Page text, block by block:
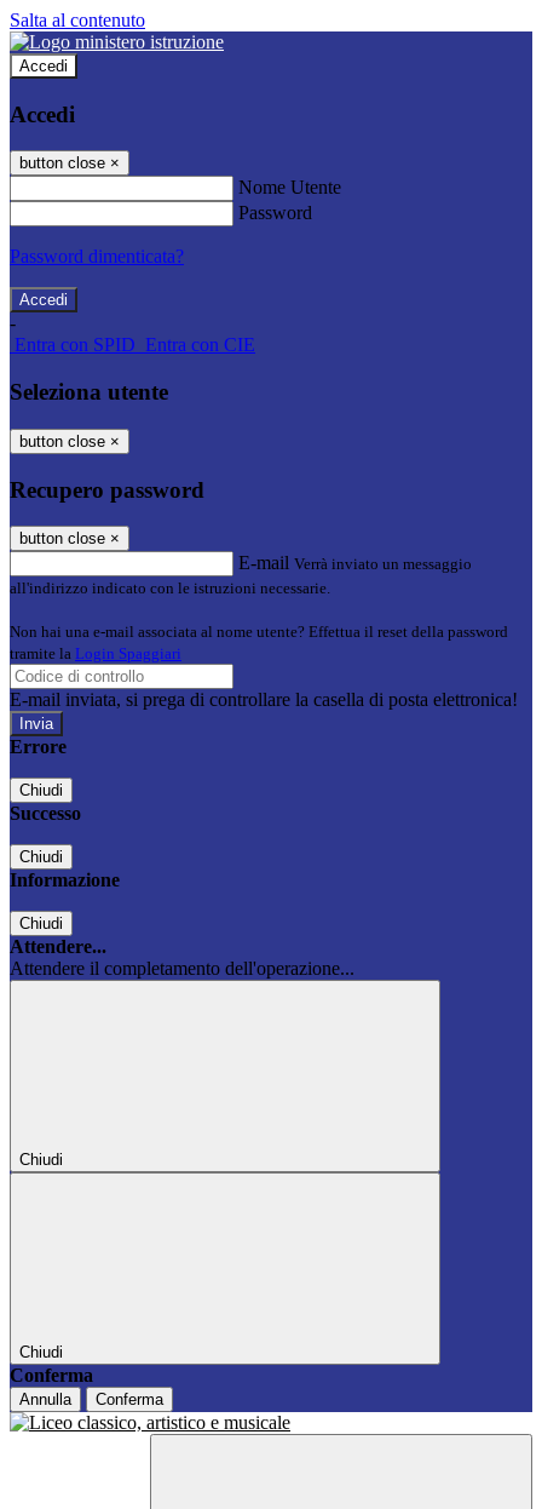
Salta al contenuto
Accedi
Accedi
button close ×
Nome Utente
Password
Password dimenticata?
-
Entra con SPID Entra con CIE
Seleziona utente
button close ×
Recupero password
button close ×
E-mail Verrà inviato un messaggio
all'indirizzo indicato con le istruzioni necessarie.
Non hai una e-mail associata al nome utente? Effettua il reset della password
tramite la Login Spaggiari
E-mail inviata, si prega di controllare la casella di posta elettronica!
Errore
Chiudi
Successo
Chiudi
Informazione
Chiudi
Attendere...
Attendere il completamento dell'operazione...
Chiudi
Chiudi
Conferma
Annulla Conferma